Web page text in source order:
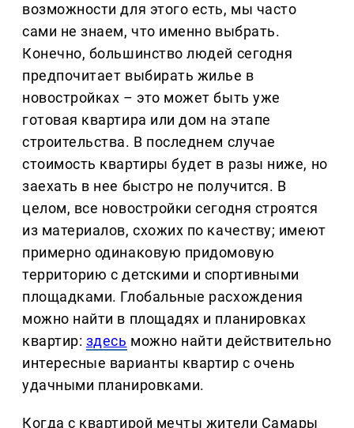
возможности для этого есть, мы часто
сами не знаем, что именно выбрать.
Конечно, большинство людей сегодня
предпочитает выбирать жилье в
новостройках – это может быть уже
готовая квартира или дом на этапе
строительства. В последнем случае
стоимость квартиры будет в разы ниже, но
заехать в нее быстро не получится. В
целом, все новостройки сегодня строятся
из материалов, схожих по качеству; имеют
примерно одинаковую придомовую
территорию с детскими и спортивными
площадками. Глобальные расхождения
можно найти в площадях и планировках
квартир: здесь можно найти действительно
интересные варианты квартир с очень
удачными планировками.
Когда с квартирой мечты жители Самары